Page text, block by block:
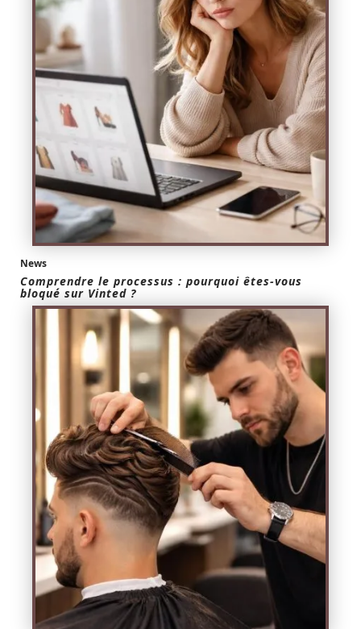
News
Comprendre le processus : pourquoi êtes-vous
bloqué sur Vinted ?